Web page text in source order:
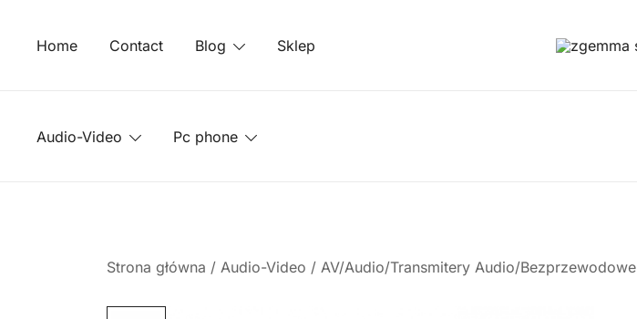
Home Contact Blog Sklep
Audio-Video Pc phone
Strona główna / Audio-Video / AV/Audio/Transmitery Audio/Bezprzewodowe